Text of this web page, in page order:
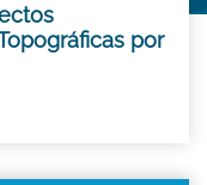
por